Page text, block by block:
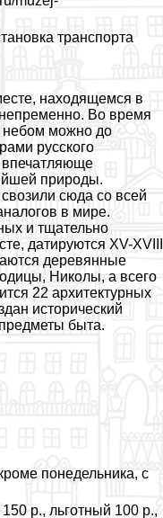
трaнcпорта
находящемся в
Во время
небом можно до
русского
впечатляюще
природы.
сюда со всей
в мире.
и тщательно
датируются XV-XVIII
деревянные
Николы, а всего
22 архитектурных
исторический
быта.
понедельника, с
р., льготный 100 р.,